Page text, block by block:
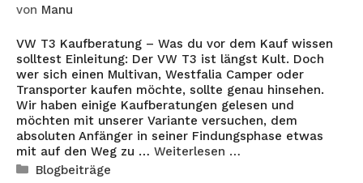
von Manu
VW T3 Kaufberatung – Was du vor dem Kauf wissen
solltest Einleitung: Der VW T3 ist längst Kult. Doch
wer sich einen Multivan, Westfalia Camper oder
Transporter kaufen möchte, sollte genau hinsehen.
Wir haben einige Kaufberatungen gelesen und
möchten mit unserer Variante versuchen, dem
absoluten Anfänger in seiner Findungsphase etwas
mit auf den Weg zu … Weiterlesen …
Kategorien
Blogbeiträge